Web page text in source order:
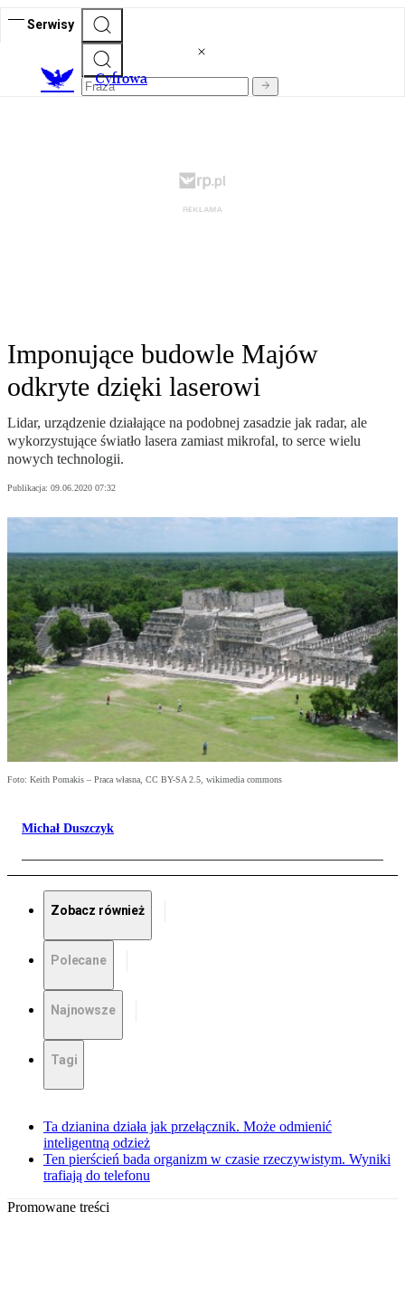
Serwisy
Cyfrowa
Imponujące budowle Majów
odkryte dzięki laserowi
Lidar, urządzenie działające na podobnej zasadzie jak radar, ale
wykorzystujące światło lasera zamiast mikrofal, to serce wielu
nowych technologii.
Publikacja: 09.06.2020 07:32
Foto: Keith Pomakis – Praca własna, CC BY-SA 2.5, wikimedia commons
Michał Duszczyk
Zobacz również
Polecane
Najnowsze
Tagi
Ta dzianina działa jak przełącznik. Może odmienić
inteligentną odzież
Ten pierścień bada organizm w czasie rzeczywistym. Wyniki
trafiają do telefonu
Promowane treści